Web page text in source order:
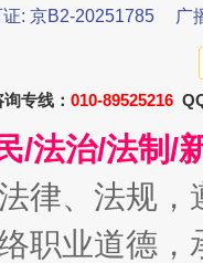
证: 京B2-20251785
广
专线： 010-89525216
/法治/法制/
律、法规
职业道德